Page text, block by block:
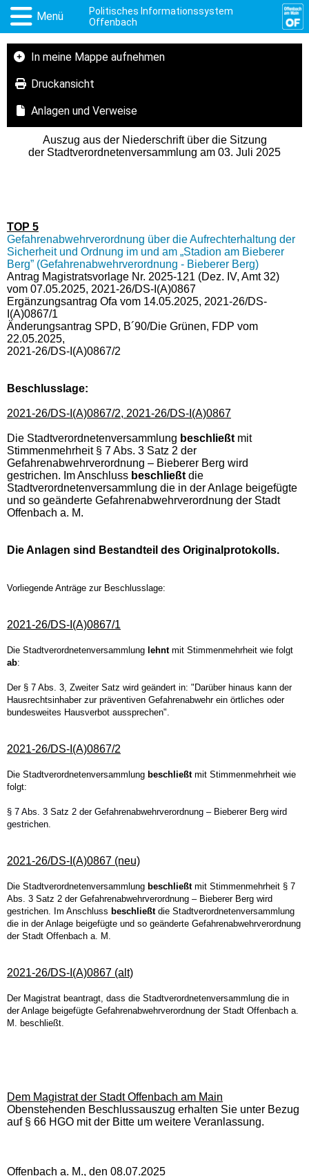
Menü
Politisches Informationssystem
Offenbach
In meine Mappe aufnehmen
Druckansicht
Anlagen und Verweise
Auszug aus der Niederschrift über die Sitzung
der Stadtverordnetenversammlung am 03. Juli 2025
TOP 5
Gefahrenabwehrverordnung über die Aufrechterhaltung der
Sicherheit und Ordnung im und am „Stadion am Bieberer
Berg” (Gefahrenabwehrverordnung - Bieberer Berg)
Antrag Magistratsvorlage Nr. 2025-121 (Dez. IV, Amt 32)
vom 07.05.2025, 2021-26/DS-I(A)0867
Ergänzungsantrag Ofa vom 14.05.2025, 2021-26/DS-
I(A)0867/1
Änderungsantrag SPD, B´90/Die Grünen, FDP vom
22.05.2025,
2021-26/DS-I(A)0867/2
Beschlusslage:
2021-26/DS-I(A)0867/2, 2021-26/DS-I(A)0867
Die Stadtverordnetenversammlung beschließt mit
Stimmenmehrheit § 7 Abs. 3 Satz 2 der
Gefahrenabwehrverordnung – Bieberer Berg wird
gestrichen. Im Anschluss beschließt die
Stadtverordnetenversammlung die in der Anlage beigefügte
und so geänderte Gefahrenabwehrverordnung der Stadt
Offenbach a. M.
Die Anlagen sind Bestandteil des Originalprotokolls.
Vorliegende Anträge zur Beschlusslage:
2021-26/DS-I(A)0867/1
Die Stadtverordnetenversammlung lehntmit Stimmenmehrheit wie folgt
ab:
Der § 7 Abs. 3, Zweiter Satz wird geändert in: "Darüber hinaus kann der
Hausrechtsinhaber zur präventiven Gefahrenabwehr ein örtliches oder
bundesweites Hausverbot aussprechen".
2021-26/DS-I(A)0867/2
Die Stadtverordnetenversammlung beschließtmit Stimmenmehrheit wie
folgt:
§ 7 Abs. 3 Satz 2 der Gefahrenabwehrverordnung – Bieberer Berg wird
gestrichen.
2021-26/DS-I(A)0867 (neu)
Die Stadtverordnetenversammlung beschließtmit Stimmenmehrheit § 7
Abs. 3 Satz 2 der Gefahrenabwehrverordnung – Bieberer Berg wird
gestrichen. Im Anschluss beschließtdie Stadtverordnetenversammlung
die in der Anlage beigefügte und so geänderte Gefahrenabwehrverordnung
der Stadt Offenbach a. M.
2021-26/DS-I(A)0867 (alt)
Der Magistrat beantragt, dass die Stadtverordnetenversammlung die in
der Anlage beigefügte Gefahrenabwehrverordnung der Stadt Offenbach a.
M. beschließt.
Dem Magistrat der Stadt Offenbach am Main
Obenstehenden Beschlussauszug erhalten Sie unter Bezug
auf § 66 HGO mit der Bitte um weitere Veranlassung.
Offenbach a. M., den 08.07.2025